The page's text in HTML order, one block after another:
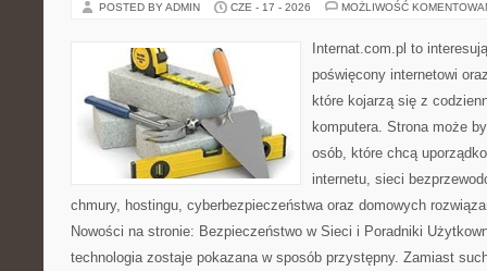
POSTED BY ADMIN CZE - 17 - 2026 MOŻLIWOŚĆ
Internat.com.pl to
poświęcony internetowi
które kojarzą się z
komputera. Strona może
osób, które chcą
internetu, sieci
chmury, hostingu, cyberbezpieczeństwa oraz domowych
Nowości na stronie: Bezpieczeństwo w Sieci i Poradniki
technologia zostaje pokazana w sposób przystępny. Zamiast